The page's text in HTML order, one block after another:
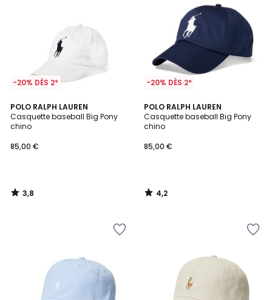
-20% DÈS 2*
POLO RALPH LAUREN
Casquette baseball Big Pony
chino
85,00 €
3,8
/ 5
3,8
/
-20% DÈS 2*
POLO RALPH LAUREN
Casquette baseball Big Pony
chino
85,00 €
4,2
/ 5
4,2
/